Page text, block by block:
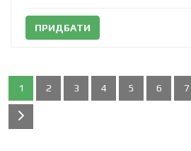
ПРИДБАТИ
1 2 3 4 5 6 7